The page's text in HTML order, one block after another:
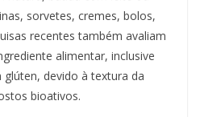
sorvetes, cremes, bolos,
recentes também avaliam
alimentar, inclusive
devido à textura da
bioativos.